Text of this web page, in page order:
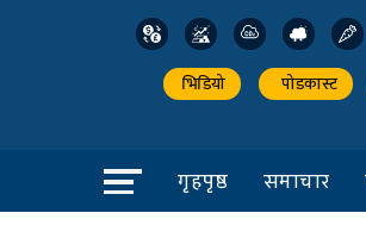
भिडियो पोडकास्ट
गृहपृष्ठ समाचार